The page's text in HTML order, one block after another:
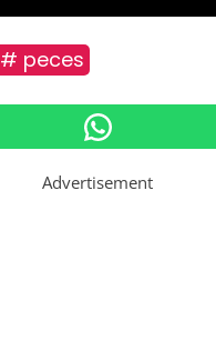
# peces
Advertisement